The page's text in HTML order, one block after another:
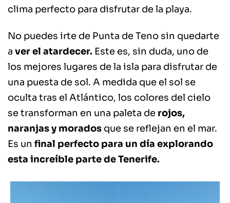
clima perfecto para disfrutar de la playa.
No puedes irte de Punta de Teno sin quedarte
a ver el atardecer. Este es, sin duda, uno de
los mejores lugares de la isla para disfrutar de
una puesta de sol. A medida que el sol se
oculta tras el Atlántico, los colores del cielo
se transforman en una paleta de rojos,
naranjas y morados que se reflejan en el mar.
Es un final perfecto para un día explorando
esta increíble parte de Tenerife.